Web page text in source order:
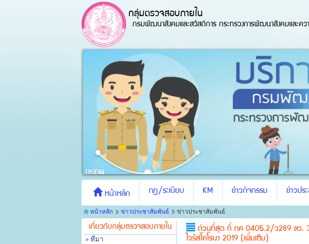
กลุ่มตรวจสอบภายใน
กรมพัฒนาสังคมและสวัสดิการ กระทรวงการพัฒนาสังคมและค
หน้าหลัก กฎ/ระเบียบ KM ข่าวกิจกรรม ข่าวปร
หน้าหลัก ข่าวประชาสัมพันธ์ ข่าวประชาสัมพันธ์
เกี่ยวกับกลุ่มตรวจสอบภายใน
» ที่มา
ด่วนที่สุด ที่ กค 0405.2/ว289 ลว. 30
ไวรัสโคโรนา 2019 (เพิ่มเติม)